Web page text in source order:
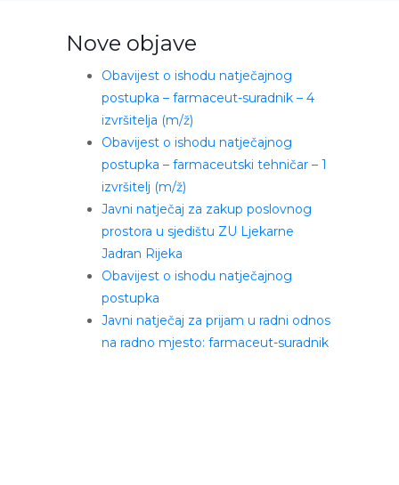
Nove objave
Obavijest o ishodu natječajnog
postupka – farmaceut-suradnik – 4
izvršitelja (m/ž)
Obavijest o ishodu natječajnog
postupka – farmaceutski tehničar – 1
izvršitelj (m/ž)
Javni natječaj za zakup poslovnog
prostora u sjedištu ZU Ljekarne
Jadran Rijeka
Obavijest o ishodu natječajnog
postupka
Javni natječaj za prijam u radni odnos
na radno mjesto: farmaceut-suradnik